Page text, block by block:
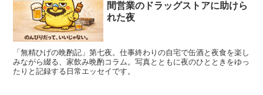
間営業のドラッグストアに助けら
れた夜
「無精ひげの晩酌記」第七夜。仕事終わりの自宅で缶酒と夜食を楽し
みながら綴る、家飲み晩酌コラム。写真とともに夜のひとときをゆっ
たりと記録する日常エッセイです。